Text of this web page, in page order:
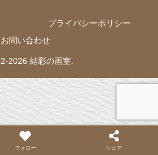
プライバシーポリシー
お問い合わせ
2026 結彩の画室.
フォロー シェア